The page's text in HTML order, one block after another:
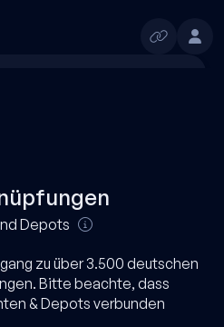
Depots
zu über 3.500 deutschen
Bitte beachte, dass
& Depots verbunden